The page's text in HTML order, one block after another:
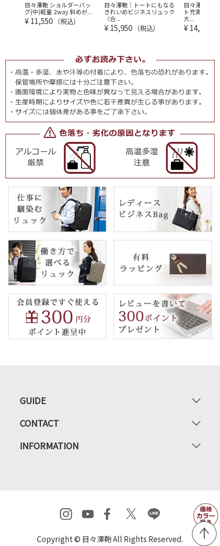
目々澤鞄 ショルダーバッ
グ(中)軽量 2way 斜めが...
¥ 11,550 （税込）
目々澤鞄｜トートにもなる
きれいめビジネスリュック
〈合...
¥ 15,950 （税込）
目々澤鞄 リ
ト充実 軽量
大...
¥ 14,300
GUIDE
CONTACT
INFORMATION
Copyright © 目々澤鞄 All Rights Reserved.